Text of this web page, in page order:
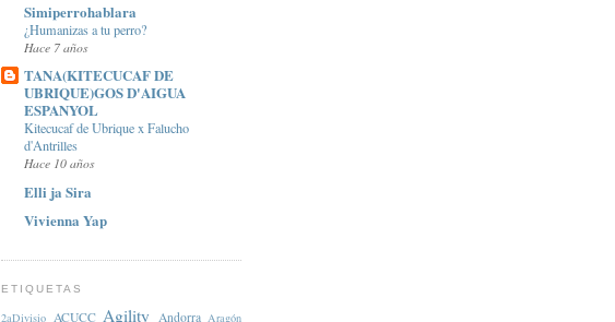
Simiperrohablara
¿Humanizas a tu perro?
Hace 7 años
TANA(KITECUCAF DE
UBRIQUE)GOS D'AIGUA
ESPANYOL
Kitecucaf de Ubrique x Falucho
d'Antrilles
Hace 10 años
Elli ja Sira
Vivienna Yap
ETIQUETAS
2aDivisio ACUCC Agility Andorra Aragón